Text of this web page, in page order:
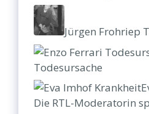
Jürgen Frohriep
Todesursache
Die RTL-Moderatorin